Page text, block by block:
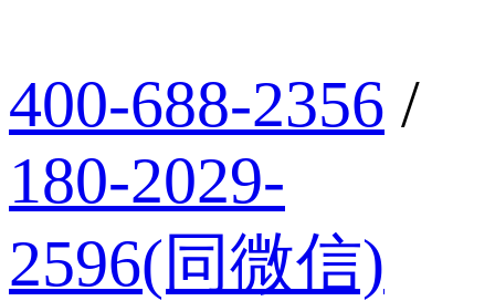
400-688-2356 /
180-2029-
2596(同微信)